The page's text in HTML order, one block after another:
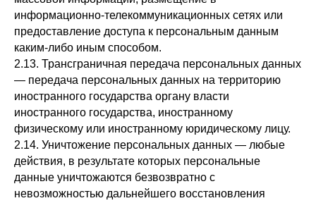
информационно-телекоммуникационных сетях или
предоставление доступа к персональным данным
каким-либо иным способом.
2.13. Трансграничная передача персональных данных
— передача персональных данных на территорию
иностранного государства органу власти
иностранного государства, иностранному
физическому или иностранному юридическому лицу.
2.14. Уничтожение персональных данных — любые
действия, в результате которых персональные
данные уничтожаются безвозвратно с
невозможностью дальнейшего восстановления